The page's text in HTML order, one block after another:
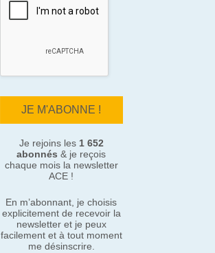
Je rejoins les 1 652
abonnés & je reçois
chaque mois la newsletter
ACE !
En m’abonnant, je choisis
explicitement de recevoir la
newsletter et je peux
facilement et à tout moment
me désinscrire.